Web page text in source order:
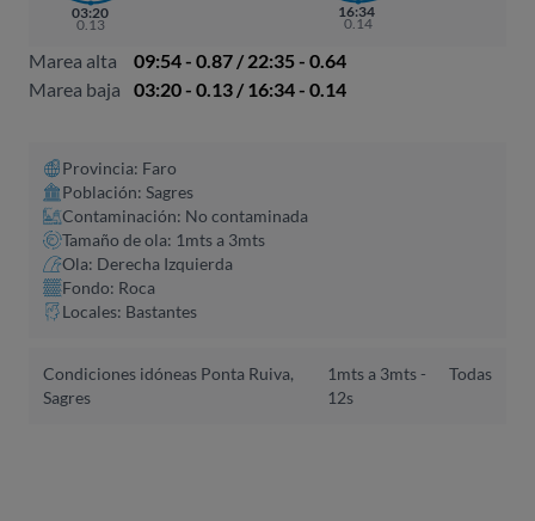
03:20
0.13
16:34
0.14
Marea alta
09:54 - 0.87 / 22:35 - 0.64
Marea baja
03:20 - 0.13 / 16:34 - 0.14
Provincia: Faro
Población: Sagres
Contaminación: No contaminada
Tamaño de ola: 1mts a 3mts
Ola: Derecha Izquierda
Fondo: Roca
Locales: Bastantes
Condiciones idóneas Ponta Ruiva,
Sagres
1mts a 3mts -
12s
Todas